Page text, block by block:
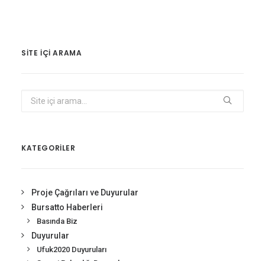
SITE IÇI ARAMA
KATEGORİLER
Proje Çağrıları ve Duyurular
Bursatto Haberleri
Basında Biz
Duyurular
Ufuk2020 Duyuruları